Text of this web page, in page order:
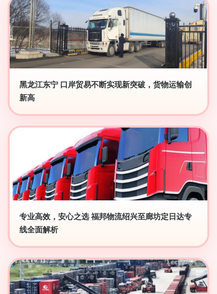
黑龙江东宁 口岸贸易不断实现新突破，货物运输创
新高
专业高效，安心之选 福邦物流绍兴至廊坊定日达专
线全面解析